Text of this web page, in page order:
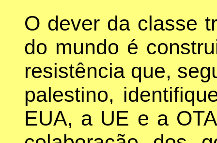
O dever da classe
do mundo é
resistência que,
palestino,
EUA, a UE e a